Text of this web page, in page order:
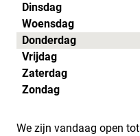
Dinsdag
Woensdag
Donderdag
Vrijdag
Zaterdag
Zondag
We zijn vandaag open tot